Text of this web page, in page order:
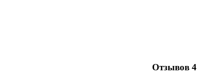
Отзывов 4